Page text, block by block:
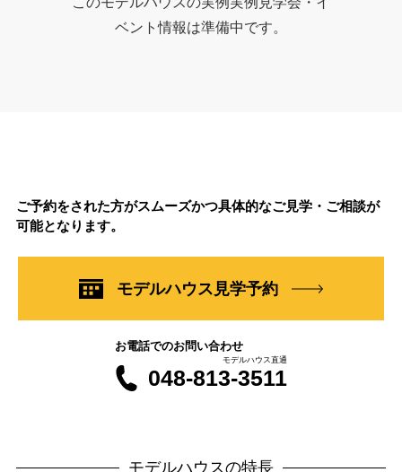
ベント情報は準備中です。
ご予約をされた方がスムーズかつ具体的なご見学・ご相談が
可能となります。
モデルハウス見学予約
お電話でのお問い合わせ
048-813-3511
モデルハウス直通
モデルハウスの特長